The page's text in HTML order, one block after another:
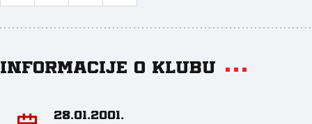
Informacije o klubu
28.01.2001.